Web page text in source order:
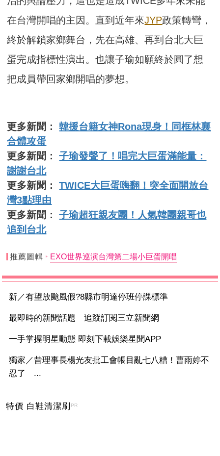
在台灣開唱的主因。直到近年來JYP政策轉彎，
終於解鎖家鄉舞台，先在高雄、再到台北大巨
蛋完成指標性演出。也讓子瑜如願終於圓了想
把成員帶回家鄉開唱的夢想。
更多新聞：韓援台籍女神Rona現身！同框林襄
合體攻蛋
更多新聞：子瑜發聲了！唱完大巨蛋滿能量：
謝謝台北
更多新聞：TWICE大巨蛋嗨翻！突全面開放台
灣3點理由
更多新聞：子瑜超狂親友團！人氣韓團親哥也
追到台北
推薦圖輯 EXO世界巡演台灣第二場小巨蛋開唱
新／有望放颱風假?8縣市明達停班停課標準
最即時的新聞話題 追蹤訂閱三立新聞網
一手掌握明星動態 即刻下載娛樂星聞APP
獨家／昔理事長楊光友批工會帳目亂七八糟！曹雨婷不
忍了 ...
特價 白鞋清潔刷 PR